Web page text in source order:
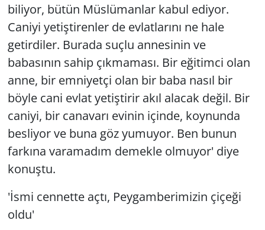
biliyor, bütün Müslümanlar kabul ediyor.
Caniyi yetiştirenler de evlatlarını ne hale
getirdiler. Burada suçlu annesinin ve
babasının sahip çıkmaması. Bir eğitimci olan
anne, bir emniyetçi olan bir baba nasıl bir
böyle cani evlat yetiştirir akıl alacak değil. Bir
caniyi, bir canavarı evinin içinde, koynunda
besliyor ve buna göz yumuyor. Ben bunun
farkına varamadım demekle olmuyor' diye
konuştu.
'İsmi cennette açtı, Peygamberimizin çiçeği
oldu'